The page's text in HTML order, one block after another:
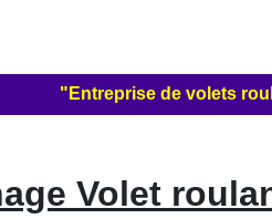
"Entreprise de volets
Volet